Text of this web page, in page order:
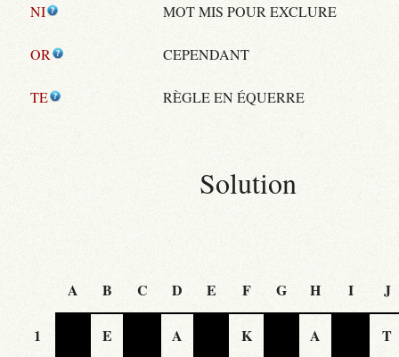
NI MOT MIS POUR EXCLURE
OR CEPENDANT
TE RÈGLE EN ÉQUERRE
Solution
A B C D E F G H I J
1 E A K A T